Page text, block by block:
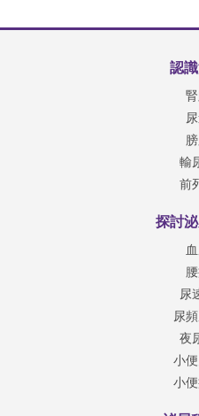
認
輸
前
探討
尿
尿
夜
小
小